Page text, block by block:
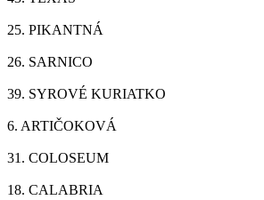
25. PIKANTNÁ
26. SARNICO
39. SYROVÉ KURIATKO
6. ARTIČOKOVÁ
31. COLOSEUM
18. CALABRIA